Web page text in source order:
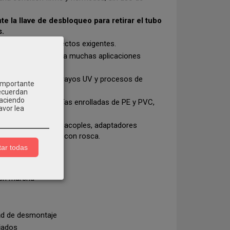
la llave de desbloqueo para retirar el tubo
aptos para proyectos exigentes.
, adecuado para muchas aplicaciones
para resistir rayos UV y procesos de
de PP-R, tuberías enrolladas de PE y PVC,
como manguitos, acoples, adaptadores
y combinaciones con rosca.
marcha
de desmontaje
lea
todas